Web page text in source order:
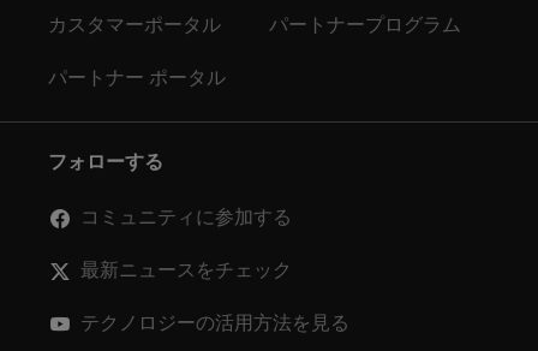
カスタマーポータル パートナープログラム
パートナー ポータル
フォローする
コミュニティに参加する
最新ニュースをチェック
テクノロジーの活用方法を見る